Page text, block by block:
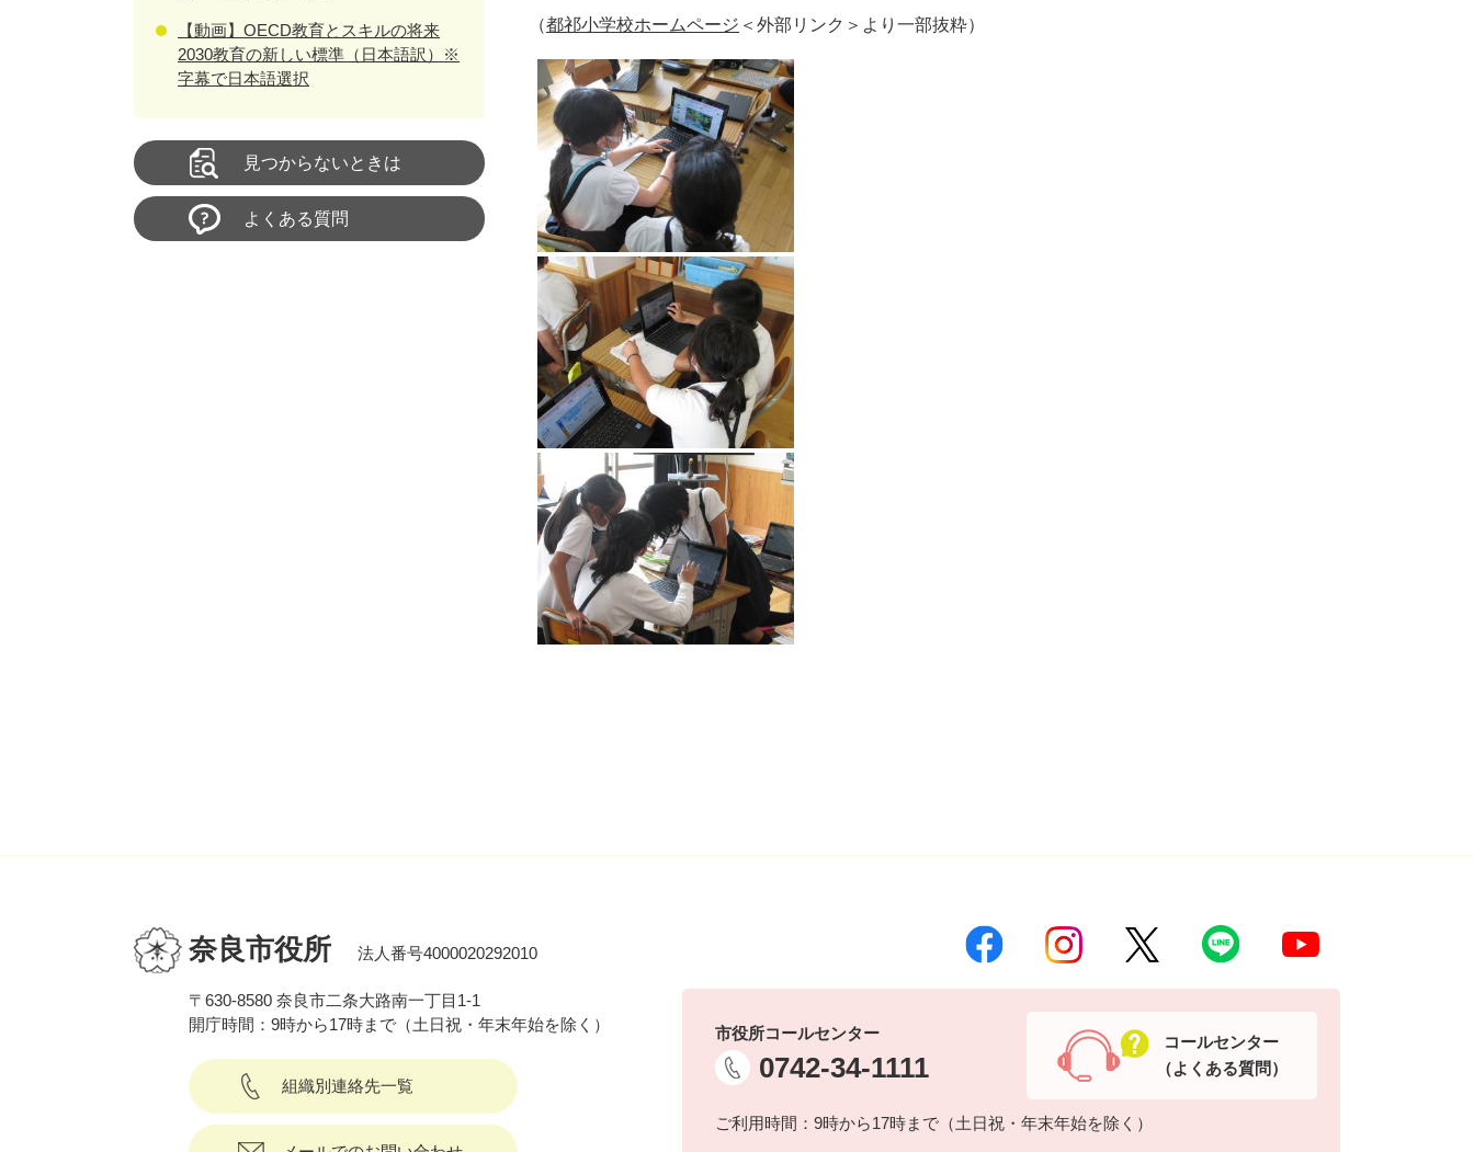
（都祁小学校ホームページ ＜外部リンク＞ より一部抜粋）
【動画】OECD教育とスキルの将来
2030教育の新しい標準（日本語訳）※
字幕で日本語選択
見つからないときは
よくある質問
奈良市役所 法人番号4000020292010
〒630-8580 奈良市二条大路南一丁目1-1
開庁時間：9時から17時まで（土日祝・年末年始を除く）
組織別連絡先一覧
市役所コールセンター
0742-34-1111
ご利用時間：9時から17時まで（土日祝・年末年始を除く）
コールセンター
（よくある質問）